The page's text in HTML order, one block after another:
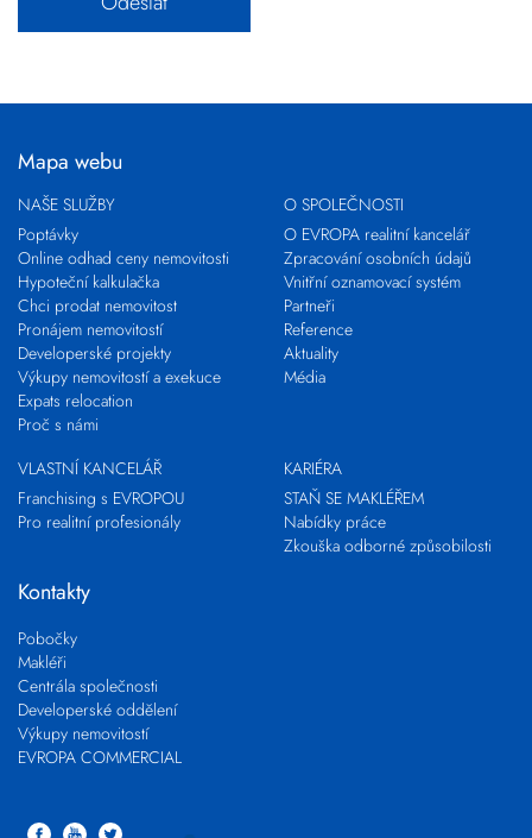
Mapa webu
NAŠE SLUŽBY
Poptávky
Online odhad ceny nemovitosti
Hypoteční kalkulačka
Chci prodat nemovitost
Pronájem nemovitostí
Developerské projekty
Výkupy nemovitostí a exekuce
Expats relocation
Proč s námi
O SPOLEČNOSTI
O EVROPA realitní kancelář
Zpracování osobních údajů
Vnitřní oznamovací systém
Partneři
Reference
Aktuality
Média
VLASTNÍ KANCELÁŘ
Franchising s EVROPOU
Pro realitní profesionály
KARIÉRA
STAŇ SE MAKLÉŘEM
Nabídky práce
Zkouška odborné způsobilosti
Kontakty
Pobočky
Makléři
Centrála společnosti
Developerské oddělení
Výkupy nemovitostí
EVROPA COMMERCIAL